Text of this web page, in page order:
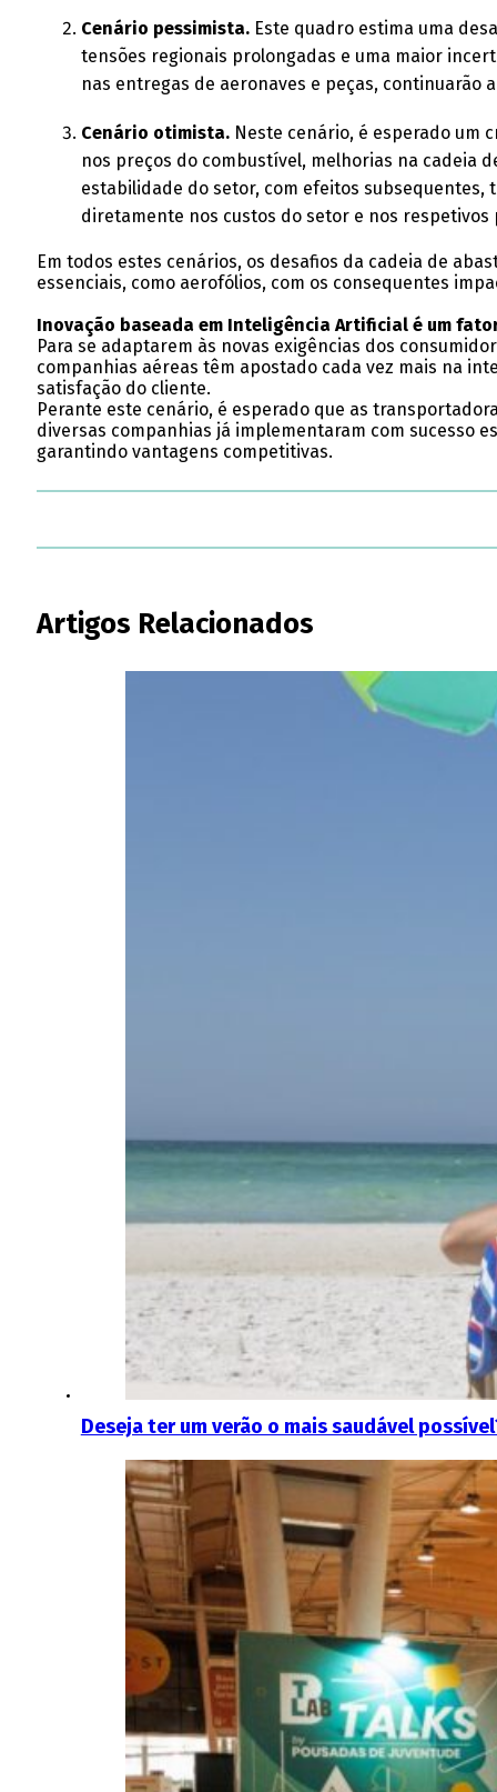
Cenário pessimista. Este quadro estima uma
tensões regionais prolongadas e uma maior
nas entregas de aeronaves e peças, continuarão
Cenário otimista. Neste cenário, é esperado um
nos preços do combustível, melhorias na cadeia
estabilidade do setor, com efeitos subsequentes,
diretamente nos custos do setor e nos respetivos
Em todos estes cenários, os desafios da cadeia de
essenciais, como aerofólios, com os consequentes
Inovação baseada em Inteligência Artificial é um
Para se adaptarem às novas exigências dos
companhias aéreas têm apostado cada vez mais na
satisfação do cliente.
Perante este cenário, é esperado que as
diversas companhias já implementaram com sucesso
garantindo vantagens competitivas.
Artigos Relacionados
Deseja ter um verão o mais saudável